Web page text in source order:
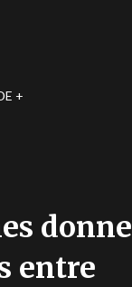
donne
entre